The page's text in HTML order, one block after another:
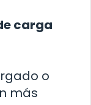
carga
o
más